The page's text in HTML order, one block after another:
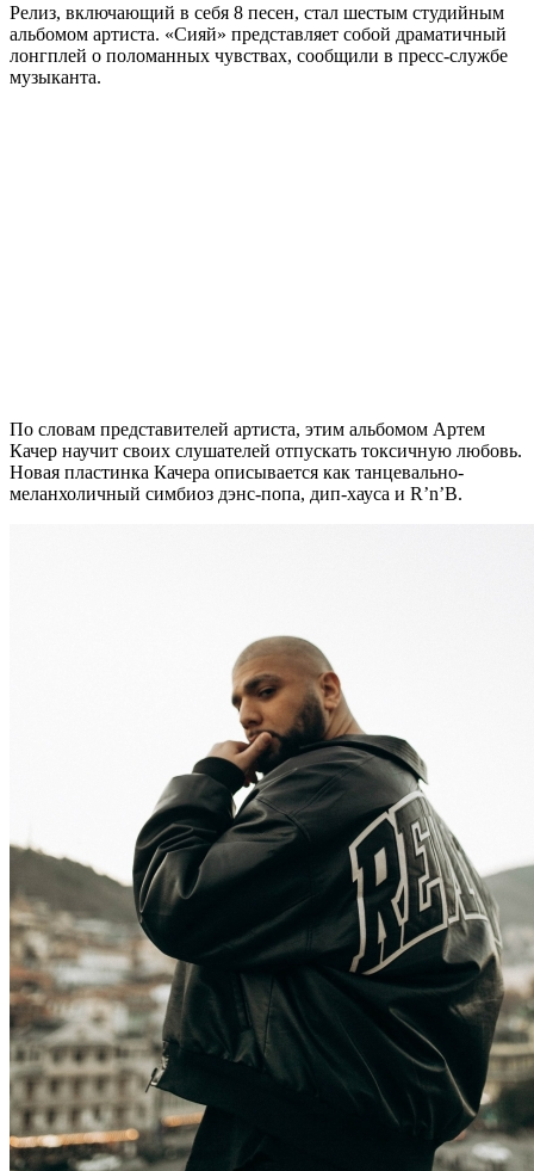
Релиз, включающий в себя 8 песен, стал шестым студийным
альбомом артиста. «Сияй» представляет собой драматичный
лонгплей о поломанных чувствах, сообщили в пресс-службе
музыканта.
По словам представителей артиста, этим альбомом Артем
Качер научит своих слушателей отпускать токсичную любовь.
Новая пластинка Качера описывается как танцевально-
меланхоличный симбиоз дэнс-попа, дип-хауса и R’n’B.